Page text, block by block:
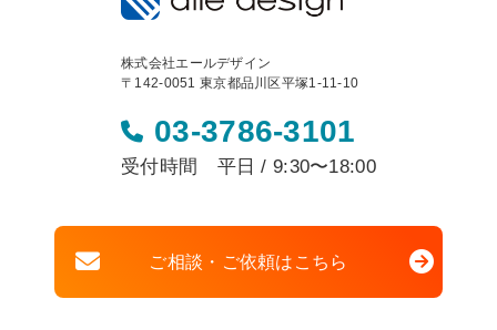
株式会社エールデザイン
〒142-0051 東京都品川区平塚1-11-10
03-3786-3101
受付時間 平日 / 9:30〜18:00
ご相談・ご依頼はこちら